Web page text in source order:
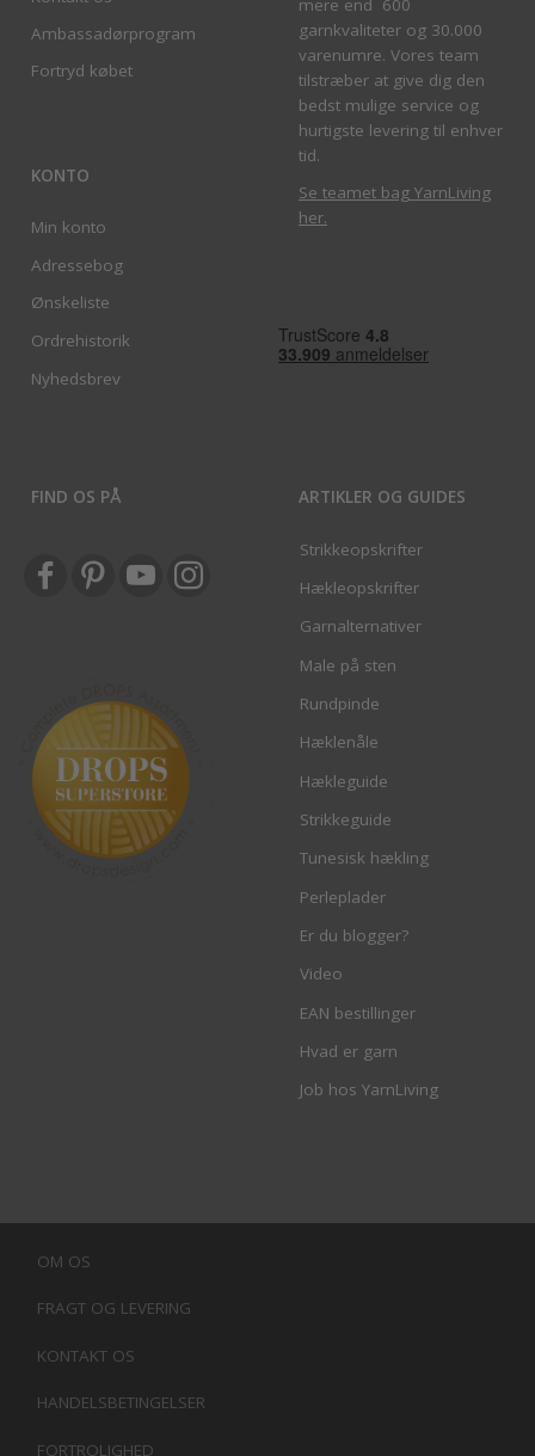
Ambassadørprogram
Fortryd købet
KONTO
Min konto
Adressebog
Ønskeliste
Ordrehistorik
Nyhedsbrev
mere end 600
garnkvaliteter og 30.000
varenumre. Vores team
tilstræber at give dig den
bedst mulige service og
hurtigste levering til enhver
tid.
Se teamet bag YarnLiving
her.
FIND OS PÅ ARTIKLER OG GUIDES
Strikkeopskrifter
Hækleopskrifter
Garnalternativer
Male på sten
Rundpinde
Hæklenåle
Hækleguide
Strikkeguide
Tunesisk hækling
Perleplader
Er du blogger?
Video
EAN bestillinger
Hvad er garn
Job hos YarnLiving
OM OS
FRAGT OG LEVERING
KONTAKT OS
HANDELSBETINGELSER
FORTROLIGHED